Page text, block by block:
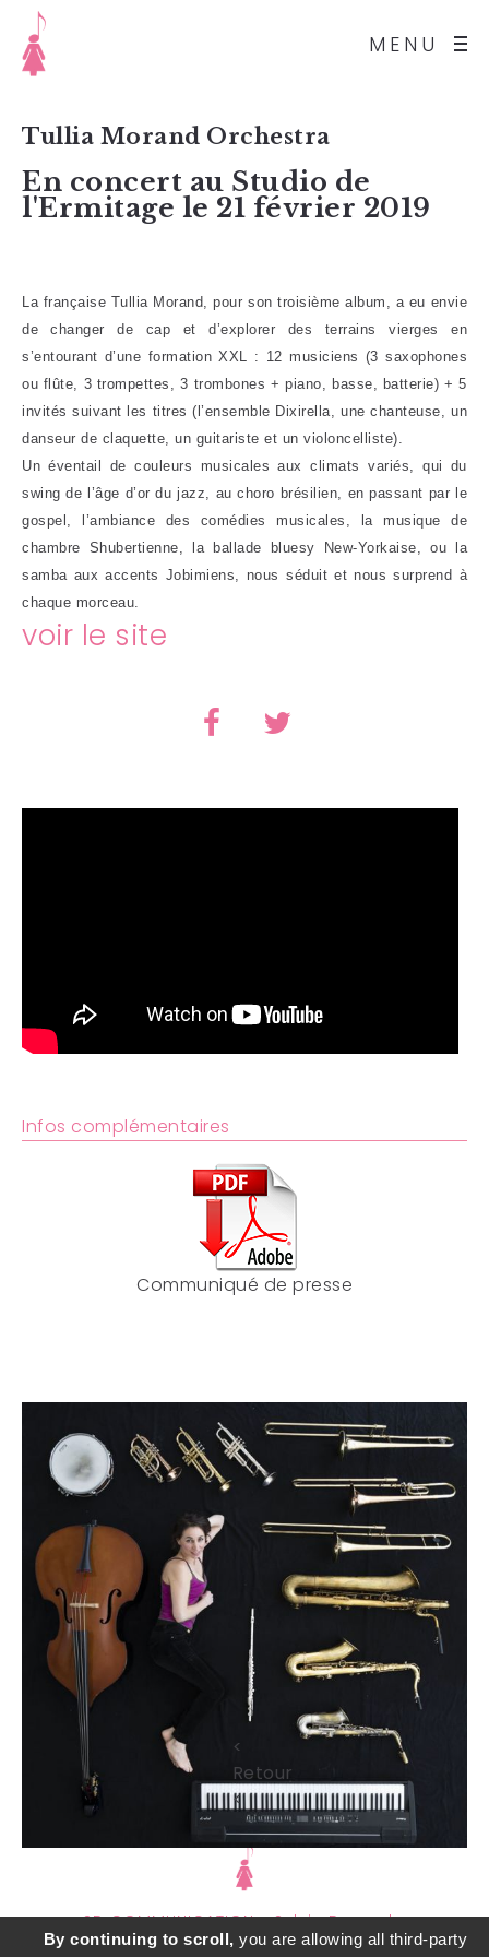
MENU
Tullia Morand Orchestra
En concert au Studio de
l'Ermitage le 21 février 2019
La française Tullia Morand, pour son troisième album, a eu envie
de changer de cap et d’explorer des terrains vierges en
s’entourant d’une formation XXL : 12 musiciens (3 saxophones
ou flûte, 3 trompettes, 3 trombones + piano, basse, batterie) + 5
invités suivant les titres (l’ensemble Dixirella, une chanteuse, un
danseur de claquette, un guitariste et un violoncelliste).
Un éventail de couleurs musicales aux climats variés, qui du
swing de l’âge d’or du jazz, au choro brésilien, en passant par le
gospel, l’ambiance des comédies musicales, la musique de
chambre Shubertienne, la ballade bluesy New-Yorkaise, ou la
samba aux accents Jobimiens, nous séduit et nous surprend à
chaque morceau.
voir le site
Infos complémentaires
Communiqué de presse
<
Retour
<
SD COMMUNICATION - Sylvie Durand -
sylviedurandcourrier@gmail.com- adapté par
By continuing to scroll, you are allowing all third-party